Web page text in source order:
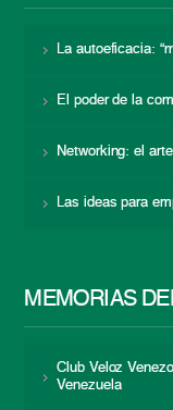
La autoeficacia:
El poder de la
Networking: el
Las ideas para
MEMORIAS
Club Veloz
Venezuela